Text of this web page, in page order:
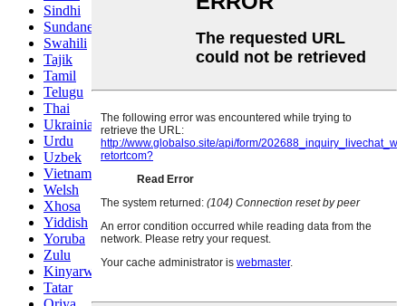
Sindhi
Sundanese
Swahili
Tajik
Tamil
Telugu
Thai
Ukrainian
Urdu
Uzbek
Vietnamese
Welsh
Xhosa
Yiddish
Yoruba
Zulu
Kinyarwanda
Tatar